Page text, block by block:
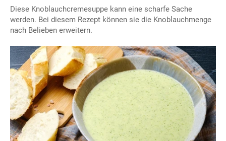
Diese Knoblauchcremesuppe kann eine scharfe Sache
werden. Bei diesem Rezept können sie die Knoblauchmenge
nach Belieben erweitern.